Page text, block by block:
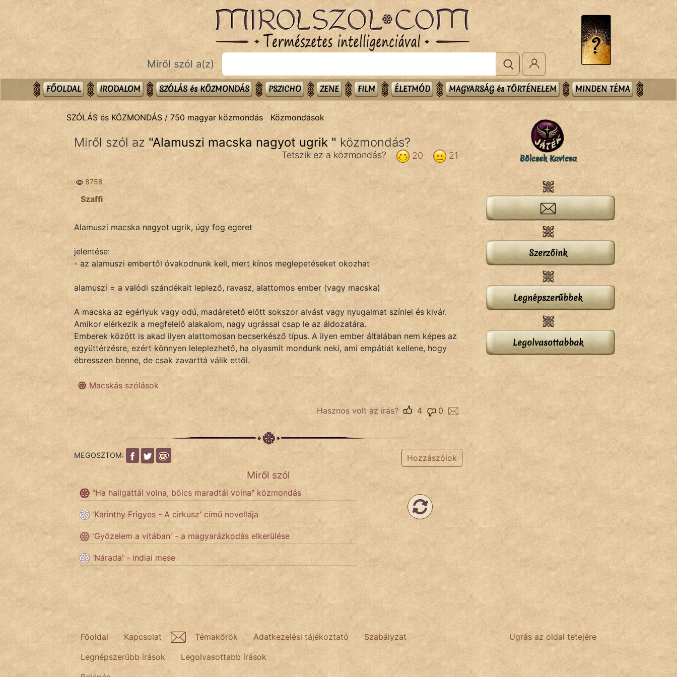
Bibliai
Közmondások
Szóláscsoportok
KÖZMONDÁS
FILM
TÖRTÉNELEM
fantom
Láron Ádám
Miről szól a(z)
FŐOLDAL IRODALOM SZÓLÁS és KÖZMONDÁS PSZICHO ZENE FILM ÉLETMÓD MAGYARSÁG és TÖRTÉNELEM MINDEN TÉMA
SZÓLÁS és KÖZMONDÁS / 750 magyar közmondás Közmondások
Miről szól az "Alamuszi macska nagyot ugrik " közmondás?
21
20
Tetszik ez a közmondás?
8758
Szaffi
Alamuszi macska nagyot ugrik, úgy fog egeret
jelentése:
- az alamuszi embertől óvakodnunk kell, mert kínos meglepetéseket okozhat
alamuszi = a valódi szándékait leplező, ravasz, alattomos ember (vagy macska)
A macska az egérlyuk vagy odú, madáretető előtt sokszor alvást vagy nyugalmat színlel és kivár.
Amikor elérkezik a megfelelő alakalom, nagy ugrással csap le az áldozatára.
Emberek között is akad ilyen alattomosan becserkésző típus. A ilyen ember általában nem képes az
együttérzésre, ezért könnyen leleplezhető, ha olyasmit mondunk neki, ami empátiát kellene, hogy
ébresszen benne, de csak zavarttá válik ettől.
Macskás szólások
Hasznos volt az írás? 0
4
MEGOSZTOM: Hozzászólok
Miről szól
"Ha hallgattál volna, bölcs maradtál volna" közmondás
'Karinthy Frigyes - A cirkusz' című novellája
'Győzelem a vitában' - a magyarázkodás elkerülése
'Nárada' - indiai mese
Bölcsek Kavicsa
Szerzőink
Legnépszerűbbek
Legolvasottabbak
Ugrás az oldal tetejére
Főoldal Kapcsolat Témakörök Adatkezelési tájékoztató
Szabályzat
Legnépszerűbb írások
Legolvasottabb írások